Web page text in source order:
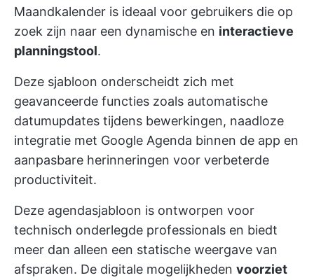
Maandkalender is ideaal voor gebruikers die op
zoek zijn naar een dynamische en interactieve
planningstool.
Deze sjabloon onderscheidt zich met
geavanceerde functies zoals automatische
datumupdates tijdens bewerkingen, naadloze
integratie met Google Agenda binnen de app en
aanpasbare herinneringen voor verbeterde
productiviteit.
Deze agendasjabloon is ontworpen voor
technisch onderlegde professionals en biedt
meer dan alleen een statische weergave van
afspraken. De digitale mogelijkheden voorziet